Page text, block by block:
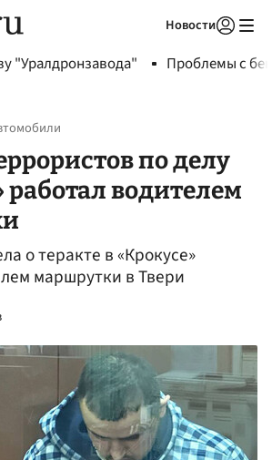
Новости
"Уралдронзавода" Проблемы с
по делу
работал водителем
о теракте в «Крокусе»
маршрутки в Твери